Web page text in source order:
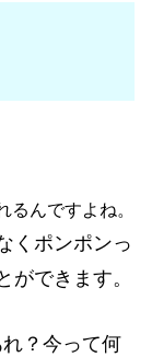
るんですよね。
くポンポンっ
ができます。
？今って何